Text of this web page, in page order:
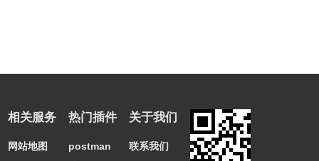
相关服务
网站地图
热门插件
postman
关于我们
联系我们